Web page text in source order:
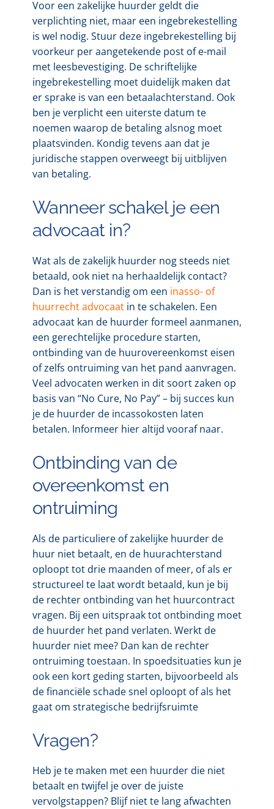
Voor een zakelijke huurder geldt die
verplichting niet, maar een ingebrekestelling
is wel nodig. Stuur deze ingebrekestelling bij
voorkeur per aangetekende post of e-mail
met leesbevestiging. De schriftelijke
ingebrekestelling moet duidelijk maken dat
er sprake is van een betaalachterstand. Ook
ben je verplicht een uiterste datum te
noemen waarop de betaling alsnog moet
plaatsvinden. Kondig tevens aan dat je
juridische stappen overweegt bij uitblijven
van betaling.
Wanneer schakel je een
advocaat in?
Wat als de zakelijk huurder nog steeds niet
betaald, ook niet na herhaaldelijk contact?
Dan is het verstandig om een inasso- of
huurrecht advocaatin te schakelen. Een
advocaat kan de huurder formeel aanmanen,
een gerechtelijke procedure starten,
ontbinding van de huurovereenkomst eisen
of zelfs ontruiming van het pand aanvragen.
Veel advocaten werken in dit soort zaken op
basis van “No Cure, No Pay” – bij succes kun
je de huurder de incassokosten laten
betalen. Informeer hier altijd vooraf naar.
Ontbinding van de
overeenkomst en
ontruiming
Als de particuliere of zakelijke huurder de
huur niet betaalt, en de huurachterstand
oploopt tot drie maanden of meer, of als er
structureel te laat wordt betaald, kun je bij
de rechter ontbinding van het huurcontract
vragen. Bij een uitspraak tot ontbinding moet
de huurder het pand verlaten. Werkt de
huurder niet mee? Dan kan de rechter
ontruiming toestaan. In spoedsituaties kun je
ook een kort geding starten, bijvoorbeeld als
de financiële schade snel oploopt of als het
gaat om strategische bedrijfsruimte
Vragen?
Heb je te maken met een huurder die niet
betaalt en twijfel je over de juiste
vervolgstappen? Blijf niet te lang afwachten